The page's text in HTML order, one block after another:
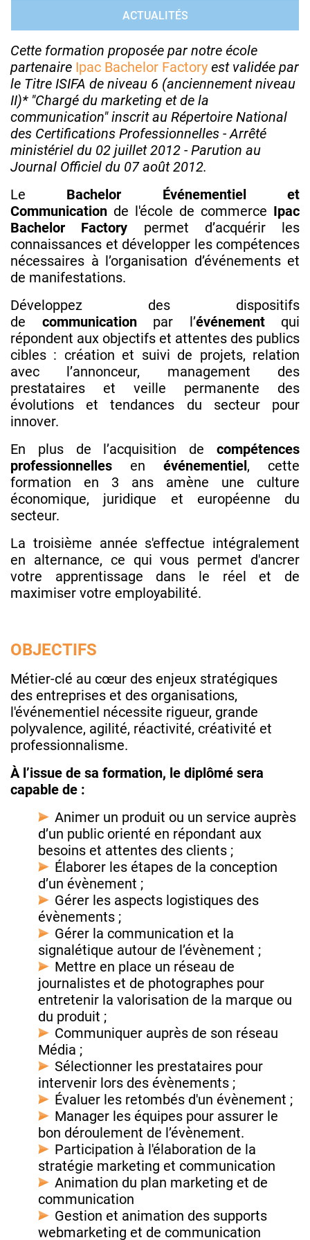
ACTUALITÉS
Cette formation proposée par notre école
partenaire Ipac Bachelor Factory est validée par
le Titre ISIFA de niveau 6 (anciennement niveau
II)* "Chargé du marketing et de la
communication" inscrit au Répertoire National
des Certifications Professionnelles - Arrêté
ministériel du 02 juillet 2012 - Parution au
Journal Officiel du 07 août 2012.
Le Bachelor Événementiel et
Communication de l'école de commerce Ipac
Bachelor Factory permet d’acquérir les
connaissances et développer les compétences
nécessaires à l’organisation d’événements et
de manifestations.
Développez des dispositifs
de communicationpar l’événement qui
répondent aux objectifs et attentes des publics
cibles : création et suivi de projets, relation
avec l’annonceur, management des
prestataires et veille permanente des
évolutions et tendances du secteur pour
innover.
En plus de l’acquisition de compétences
professionnelles en événementiel, cette
formation en 3 ans amène une culture
économique, juridique et européenne du
secteur.
La troisième année s'effectue intégralement
en alternance, ce qui vous permet d'ancrer
votre apprentissage dans le réel et de
maximiser votre employabilité.
OBJECTIFS
Métier-clé au cœur des enjeux stratégiques
des entreprises et des organisations,
l'événementiel nécessite rigueur, grande
polyvalence, agilité, réactivité, créativité et
professionnalisme.
À l’issue de sa formation, le diplômé sera
capable de :
Animer un produit ou un service auprès
d’un public orienté en répondant aux
besoins et attentes des clients ;
Élaborer les étapes de la conception
d’un évènement ;
Gérer les aspects logistiques des
évènements ;
Gérer la communication et la
signalétique autour de l’évènement ;
Mettre en place un réseau de
journalistes et de photographes pour
entretenir la valorisation de la marque ou
du produit ;
Communiquer auprès de son réseau
Média ;
Sélectionner les prestataires pour
intervenir lors des évènements ;
Évaluer les retombés d'un évènement ;
Manager les équipes pour assurer le
bon déroulement de l’évènement.
Participation à l'élaboration de la
stratégie marketing et communication
Animation du plan marketing et de
communication
Gestion et animation des supports
webmarketing et de communication